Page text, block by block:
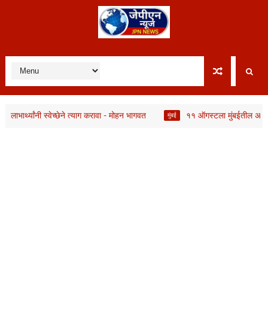
स्वेच्छेने त्याग करावा - मोहन भागवत मुंबई ११ ऑगस्टला मुंबईतील अनेक